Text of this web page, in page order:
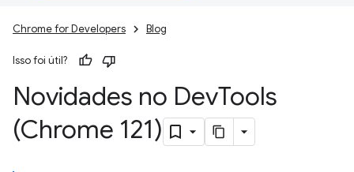
Chrome for Developers Blog
Isso foi útil?
Novidades no DevTools
(Chrome 121)